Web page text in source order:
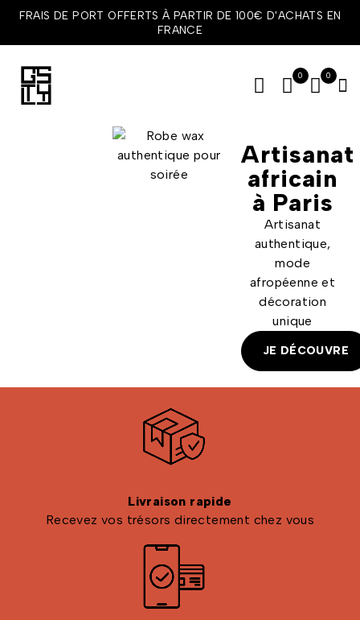
FRAIS DE PORT OFFERTS À PARTIR DE 100€ D'ACHATS EN
FRANCE
0 0
Artisanat
africain
à Paris
Artisanat
authentique,
mode
afropéenne et
décoration
unique
JE DÉCOUVRE
Livraison rapide
Recevez vos trésors directement chez vous